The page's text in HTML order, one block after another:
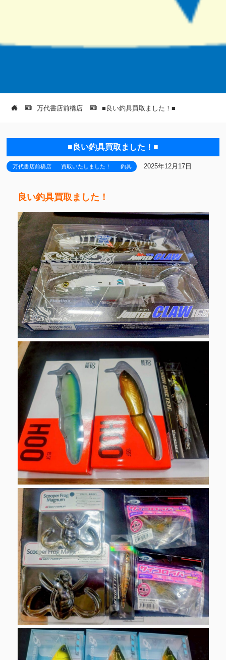
万代書店前橋店 ■良い釣具買取ました！■
■良い釣具買取ました！■
万代書店前橋店 買取いたしました！ 釣具 2025年12月17日
良い釣具買取ました！